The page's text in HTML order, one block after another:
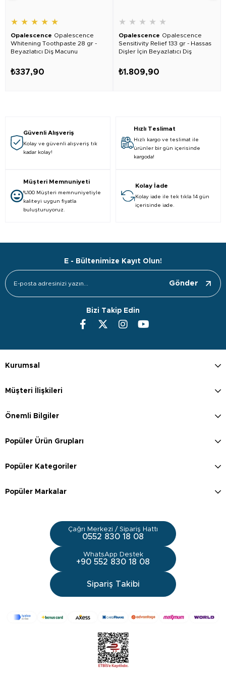
★ ★ ★ ★ ★
Opalescence Opalescence
Whitening Toothpaste 28 gr -
Beyazlatıcı Diş Macunu
₺337,90
★ ★ ★ ★ ★
Opalescence Opalescence
Sensitivity Relief 133 gr - Hassas
Dişler İçin Beyazlatıcı Diş
₺1.809,90
Güvenli Alışveriş
Kolay ve güvenli alışveriş tık
kadar kolay!
Hızlı Teslimat
Hızlı kargo ve teslimat ile
ürünler bir gün içerisinde
kargoda!
Müşteri Memnuniyeti
%100 Müşteri memnuniyetiyle
kaliteyi uygun fiyatla
buluşturuyoruz.
Kolay İade
Kolay iade ile tek tıkla 14 gün
içerisinde iade.
E - Bültenimize Kayıt Olun!
Gönder
Bizi Takip Edin
Kurumsal
Müşteri İlişkileri
Önemli Bilgiler
Popüler Ürün Grupları
Popüler Kategoriler
Popüler Markalar
Çağrı Merkezi / Sipariş Hattı
0552 830 18 08
WhatsApp Destek
+90 552 830 18 08
Sipariş Takibi